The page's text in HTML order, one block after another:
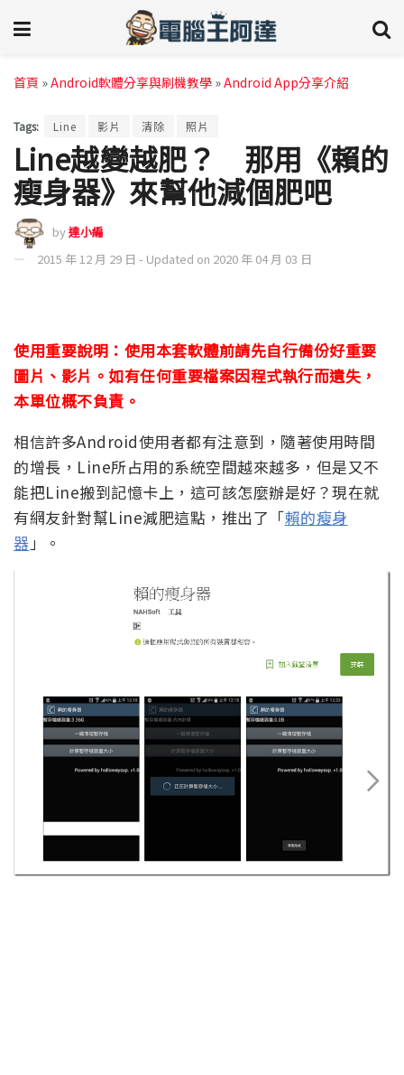
首頁 »Android軟體分享與刷機教學 »Android App分享介紹
Tags: Line 影片 清除 照片
Line越變越肥？ 那用《賴的
瘦身器》來幫他減個肥吧
by達小編
2015 年 12 月 29 日 - Updated on 2020 年 04 月 03 日
使用重要說明：使用本套軟體前請先自行備份好重要
圖片、影片。如有任何重要檔案因程式執行而遺失，
本單位概不負責。
相信許多Android使用者都有注意到，隨著使用時間
的增長，Line所占用的系統空間越來越多，但是又不
能把Line搬到記憶卡上，這可該怎麼辦是好？現在就
有網友針對幫Line減肥這點，推出了「賴的瘦身
器」。